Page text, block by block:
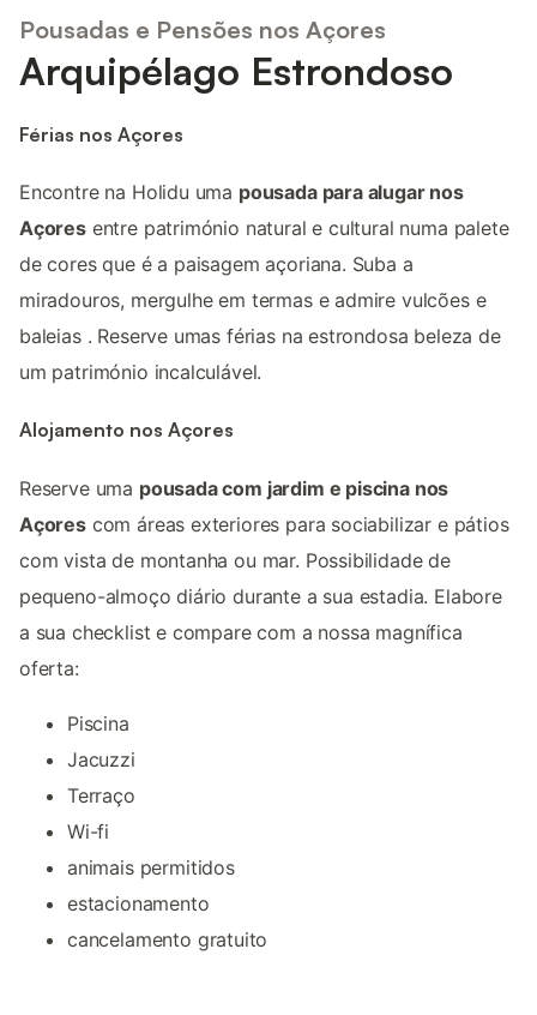
Pousadas e Pensões nos Açores
Arquipélago Estrondoso
Férias nos Açores
Encontre na Holidu uma pousada para alugar nos
Açoresentre património natural e cultural numa palete
de cores que é a paisagem açoriana. Suba a
miradouros, mergulhe em termas e admire vulcões e
baleias . Reserve umas férias na estrondosa beleza de
um património incalculável.
Alojamento nos Açores
Reserve uma pousada com jardim e piscina nos
Açorescom áreas exteriores para sociabilizar e pátios
com vista de montanha ou mar. Possibilidade de
pequeno-almoço diário durante a sua estadia. Elabore
a sua checklist e compare com a nossa magnífica
oferta:
Piscina
Jacuzzi
Terraço
Wi-fi
animais permitidos
estacionamento
cancelamento gratuito